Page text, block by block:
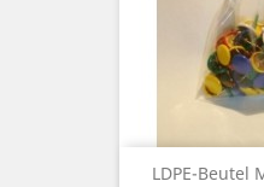
LDPE-Beutel